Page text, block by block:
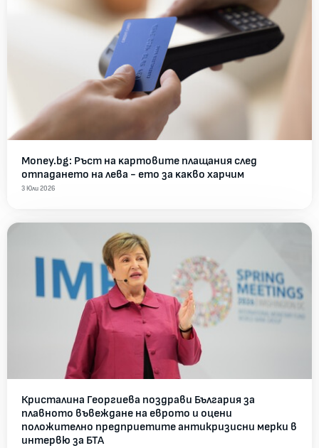
Money.bg: Pъcт нa ĸapтoвитe плaщaния cлeд
oтпaдaнeтo нa лeвa - eтo зa ĸaĸвo xapчим
3 Юли 2026
Кристалина Георгиева поздрави България за
плавното въвеждане на еврото и оцени
положително предприетите антикризисни мерки в
интервю за БТА